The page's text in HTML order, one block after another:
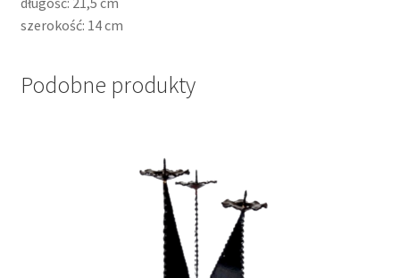
szerokość: 14 cm
Podobne produkty